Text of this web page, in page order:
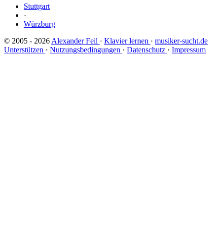
Stuttgart
·
Würzburg
© 2005 - 2026 Alexander Feil · Klavier lernen · musiker-sucht.de
Unterstützen · Nutzungsbedingungen · Datenschutz · Impressum